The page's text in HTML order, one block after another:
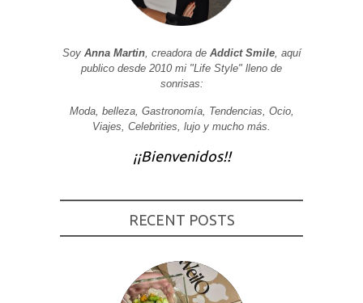
Soy Anna Martin, creadora de Addict Smile, aquí
publico desde 2010 mi "Life Style" lleno de
sonrisas:
Moda, belleza, Gastronomía, Tendencias, Ocio,
Viajes, Celebrities, lujo y mucho más.
¡¡Bienvenidos!!
RECENT POSTS
base a cómo
visita. Si
algunas